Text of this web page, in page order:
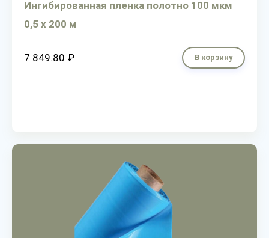
Ингибированная пленка полотно 100 мкм
0,5 х 200 м
7 849.80 ₽ В корзину